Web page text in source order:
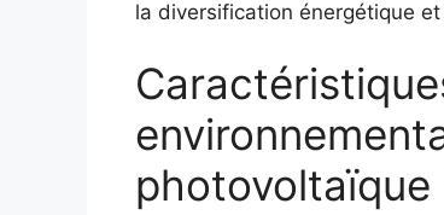
la diversification énergétique
photovoltaïque